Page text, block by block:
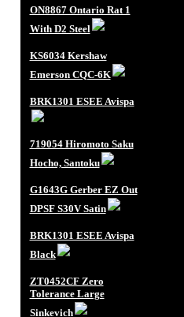
ON8867 Ontario Rat 1
With D2 Steel
KS6034 Kershaw
Emerson CQC-6K
BRK1301 ESEE Avispa
719054 Hiromoto Saku
Hocho, Santoku
G1643G Gerber EZ Out
DPSF S30V Satin
BRK1301 ESEE Avispa
Black
ZT0452CF Zero
Tolerance Large
Sinkevich